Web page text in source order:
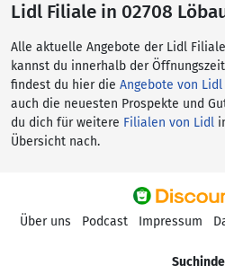
Lidl Filiale in 02708
Alle aktuelle Angebote der Lidl
kannst du innerhalb der
findest du hier die Angebote von Lidl
auch die neuesten Prospekte und
du dich für weitere Filialen von Lidl
Übersicht nach.
Über uns Podcast Impressum